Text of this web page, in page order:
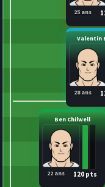
Ben Chilwell
120 pts
22 ans
Valentin
28 ans
25 ans